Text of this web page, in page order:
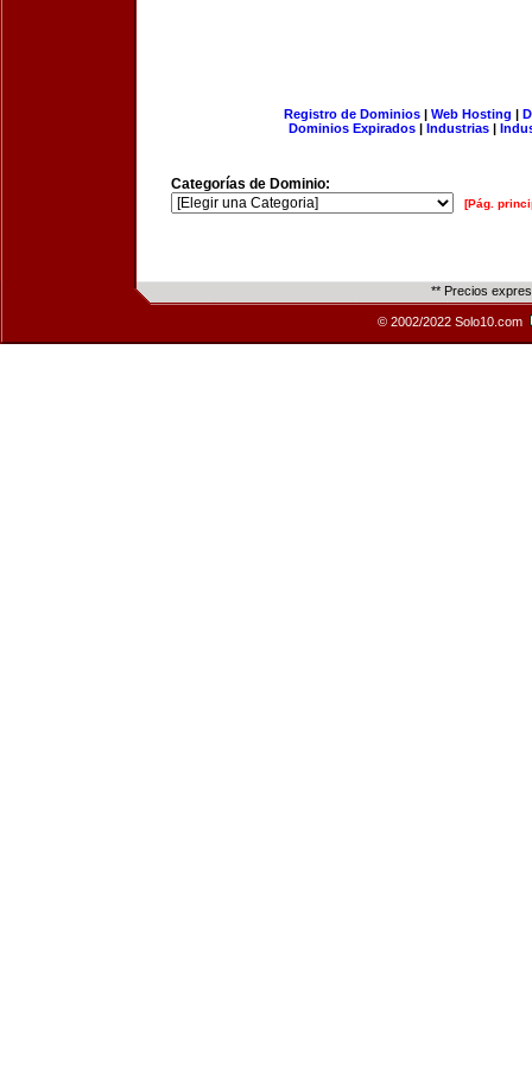
Registro de Dominios| Web Hosting |
Dominios Expirados | Industrias |
Categorías de Dominio:
[Pág.
** Precios
© 2002/2022 Solo10.com